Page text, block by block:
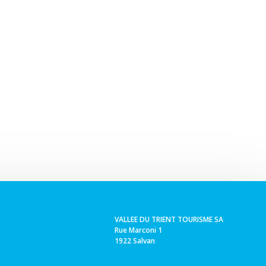
VALLEE DU TRIENT TOURISME SA
Rue Marconi 1
1922 Salvan